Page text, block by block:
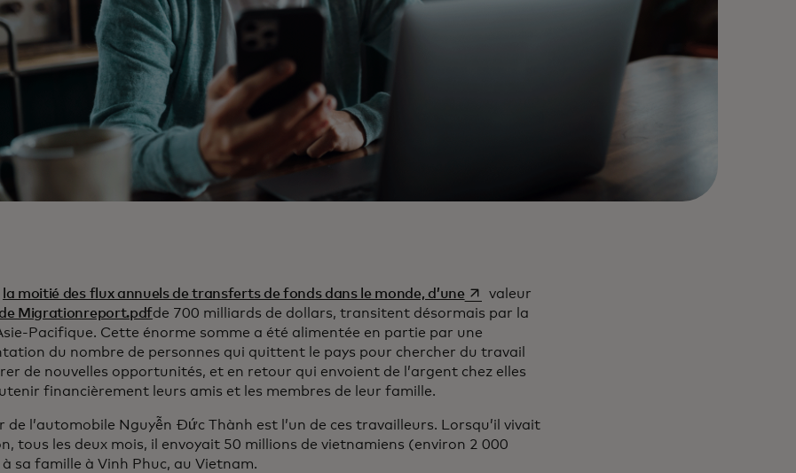
la moitié des flux annuels de transferts de fonds dans le monde, d’unes’ouvre dans un nouvel onglet
valeur
de Migrationreport.pdfde 700 milliards de dollars, transitent désormais par la
Pacifique. Cette énorme somme a été alimentée en partie par une
du nombre de personnes qui quittent le pays pour chercher du travail
de nouvelles opportunités, et en retour qui envoient de l’argent chez elles
financièrement leurs amis et les membres de leur famille.
de l’automobile Nguyễn Đức Thành est l’un de ces travailleurs. Lorsqu’il vivait
tous les deux mois, il envoyait 50 millions de vietnamiens (environ 2 000
sa famille à Vinh Phuc, au Vietnam.